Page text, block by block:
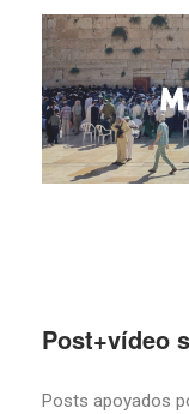
Post+vídeo
Posts apoyados